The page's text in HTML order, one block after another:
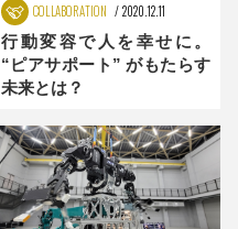
COLLABORATION 2020.12.11
行動変容で人を幸せに。
“ピアサポート” がもたらす
未来とは？